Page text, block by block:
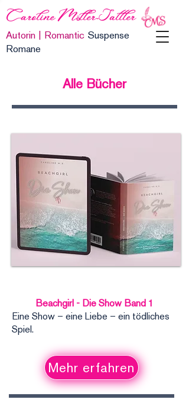
Caroline Möller-Sattler
Autorin | Romantic Suspense
Romane
Alle Bücher
Beachgirl - Die Show Band 1
Eine Show – eine Liebe – ein tödliches
Spiel.
Mehr erfahren